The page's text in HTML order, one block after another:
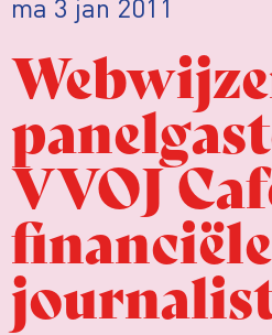
VVOJ
financiële